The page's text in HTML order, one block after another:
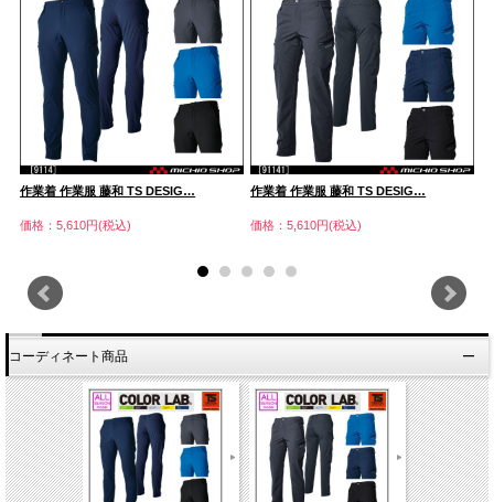
作業着 作業服 藤和 TS DESIG…
価格：5,610円(税込)
作業着 作業服 藤和 TS DESIG…
価格：5,610円(税込)
コーディネート商品